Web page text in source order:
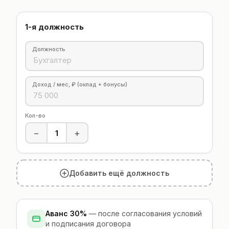
Инженер
1-я должность
Должность
Доход / мес, ₽ (оклад + бонусы)
Кол-во
− +
Добавить ещё должность
Аванс 30% — после согласования условий
и подписания договора